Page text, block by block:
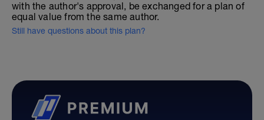
with the author's approval, be exchanged for a plan of
equal value from the same author.
Still have questions about this plan?